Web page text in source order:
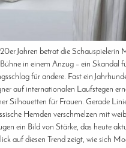
Jahren betrat die Schauspielerin
in einem Anzug – ein Skandal
für andere. Fast ein
auf internationalen Laufstegen
Silhouetten für Frauen. Gerade
Hemden verschmelzen mit
ein Bild von Stärke, das heute
auf diesen Trend zeigt, wie sich